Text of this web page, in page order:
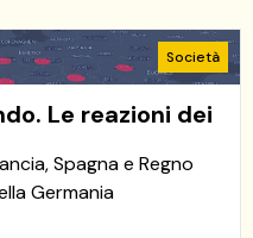
Società
Le reazioni dei
Spagna e Regno
Germania